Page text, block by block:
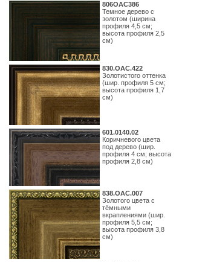
806OAC386
Темное дерево с
золотом (ширина
профиля 4,5 см;
высота профиля 2,5
см)
830.ОАС.422
Золотистого оттенка
(шир. профиля 5 см;
высота профиля 1,7
см)
601.0140.02
Коричневого цвета
под дерево (шир.
профиля 4 см; высота
профиля 2,8 см)
838.ОАС.007
Золотого цвета с
тёмными
вкраплениями (шир.
профиля 5,5 см;
высота профиля 3,8
см)